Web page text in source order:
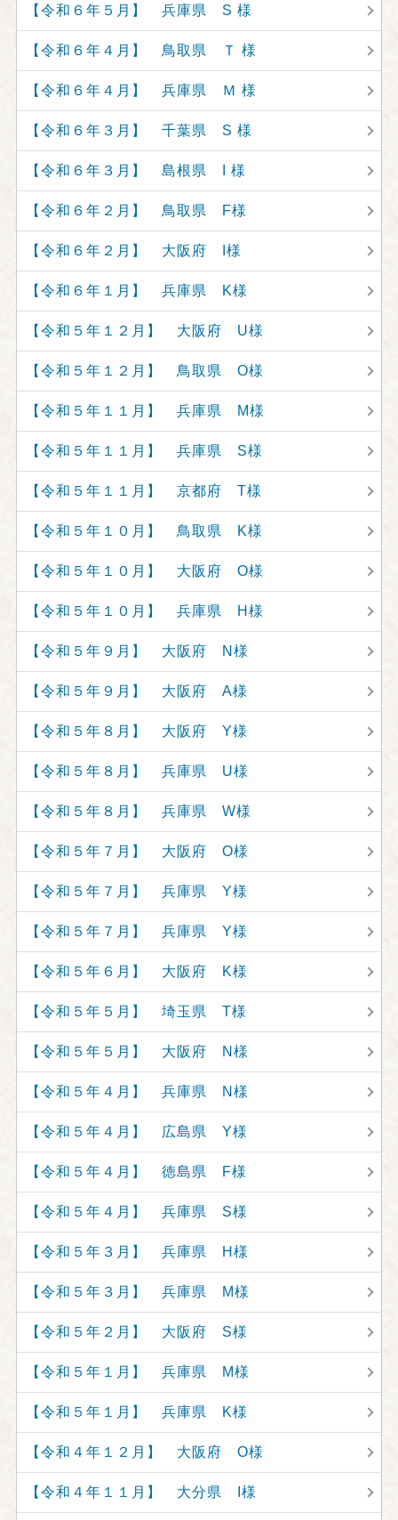
【令和６年５月】 兵庫県 S 様
【令和６年４月】 鳥取県 Ｔ 様
【令和６年４月】 兵庫県 Ｍ 様
【令和６年３月】 千葉県 S 様
【令和６年３月】 島根県 I 様
【令和６年２月】 鳥取県 F様
【令和６年２月】 大阪府 I様
【令和６年１月】 兵庫県 K様
【令和５年１２月】 大阪府 U様
【令和５年１２月】 鳥取県 O様
【令和５年１１月】 兵庫県 M様
【令和５年１１月】 兵庫県 S様
【令和５年１１月】 京都府 T様
【令和５年１０月】 鳥取県 K様
【令和５年１０月】 大阪府 O様
【令和５年１０月】 兵庫県 H様
【令和５年９月】 大阪府 N様
【令和５年９月】 大阪府 A様
【令和５年８月】 大阪府 Y様
【令和５年８月】 兵庫県 U様
【令和５年８月】 兵庫県 W様
【令和５年７月】 大阪府 O様
【令和５年７月】 兵庫県 Y様
【令和５年７月】 兵庫県 Y様
【令和５年６月】 大阪府 K様
【令和５年５月】 埼玉県 T様
【令和５年５月】 大阪府 N様
【令和５年４月】 兵庫県 N様
【令和５年４月】 広島県 Y様
【令和５年４月】 徳島県 F様
【令和５年４月】 兵庫県 S様
【令和５年３月】 兵庫県 H様
【令和５年３月】 兵庫県 M様
【令和５年２月】 大阪府 S様
【令和５年１月】 兵庫県 M様
【令和５年１月】 兵庫県 K様
【令和４年１２月】 大阪府 O様
【令和４年１１月】 大分県 I様